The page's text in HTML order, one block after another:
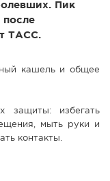
Пик
после
ТАСС.
кашель и общее
защиты: избегать
мыть руки и
контакты.